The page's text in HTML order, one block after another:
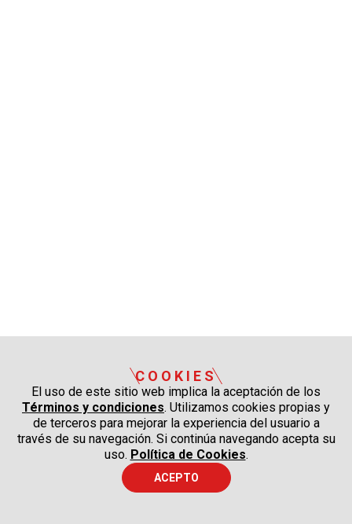
COOKIES
El uso de este sitio web implica la aceptación de los
Términos y condiciones. Utilizamos cookies propias y
de terceros para mejorar la experiencia del usuario a
través de su navegación. Si continúa navegando acepta su
uso. Política de Cookies.
ACEPTO